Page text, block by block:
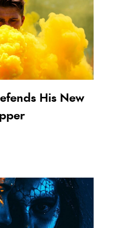
His New